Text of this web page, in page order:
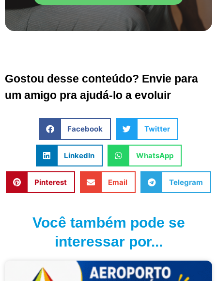
Gostou desse conteúdo? Envie para
um amigo pra ajudá-lo a evoluir
Facebook Twitter
LinkedIn WhatsApp
Pinterest Email Telegram
Você também pode se
interessar por...